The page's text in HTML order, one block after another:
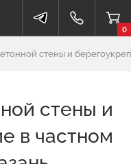
0
стены и
стены и
в частном